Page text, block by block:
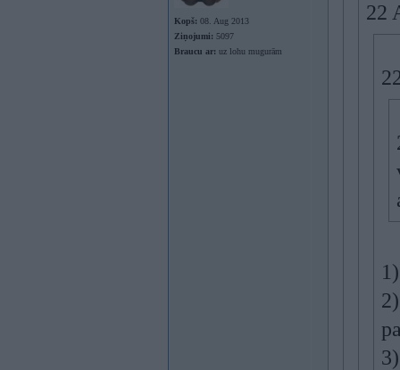
Kopš: 08. Aug 2013
Ziņojumi: 5097
Braucu ar: uz lohu mugurām
22